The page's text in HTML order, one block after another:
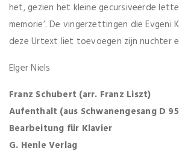
het, gezien het kleine gecursiveerde
memorie’. De vingerzettingen die Evgeni
deze Urtext liet toevoegen zijn nuchter
Elger Niels
Franz Schubert (arr. Franz Liszt)
Aufenthalt (aus Schwanengesang D
Bearbeitung für Klavier
G. Henle Verlag